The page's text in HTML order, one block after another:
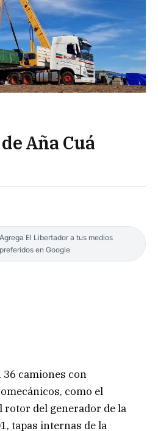
Aña Cuá
Agrega El Libertador a tus medios
preferidos en Google
camiones con
como el
rotor del generador de la
tapas internas de la